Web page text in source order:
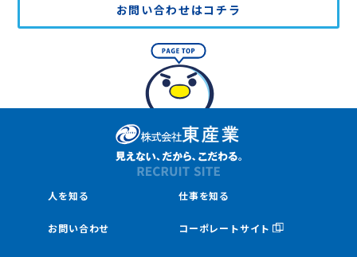
お問い合わせはコチラ
人を知る 仕事を知る
お問い合わせ コーポレートサイト